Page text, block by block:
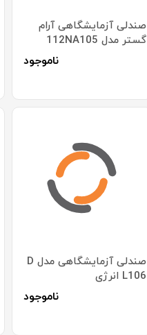
صندلی آزمایشگاهی آرام
گستر مدل 112NA105
ناموجود
صندلی آزمایشگاهی مدل D
L106 انرژی
ناموجود